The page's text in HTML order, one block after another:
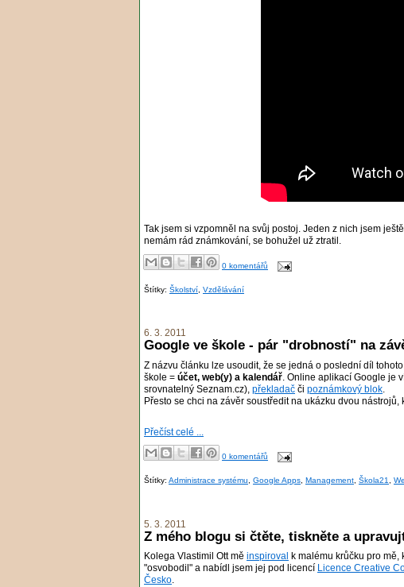
Tak jsem si vzpomněl na svůj postoj. Jeden z nich jsem
nemám rád známkování, se bohužel už ztratil.
0 komentářů
Štítky: Školství Vzdělávání
6. 3. 2011
Google ve škole - pár "drobností" na
Z názvu článku lze usoudit, že se jedná o poslední díl
škole = účet, web(y) a kalendář . Online aplikací Google je
srovnatelný Seznam.cz), překladač či poznámkový blok
Přesto se chci na závěr soustředit na ukázku dvou
Přečíst celé ...
0 komentářů
Štítky: Administrace systému, Google Apps, Management, Škola21,
5. 3. 2011
Z mého blogu si čtěte, tiskněte a
Kolega Vlastimil Ott mě inspiroval
k malému krůčku pro mě,
"osvobodil" a nabídl jsem jej pod licencí
Licence Creative
Česko